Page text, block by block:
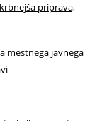
priprava,
mestnega javnega